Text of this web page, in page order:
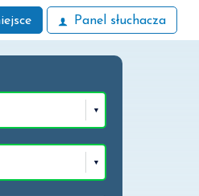
Panel słuchacza